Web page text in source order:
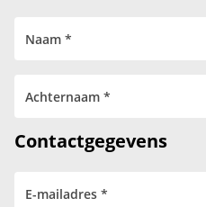
Contactgegevens